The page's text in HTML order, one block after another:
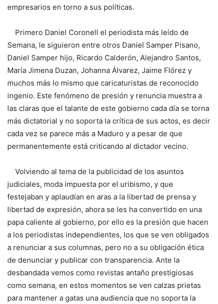
empresarios en torno a sus políticas.
Primero Daniel Coronell el periodista más leído de
Semana, le siguieron entre otros Daniel Samper Pisano,
Daniel Samper hijo, Ricardo Calderón, Alejandro Santos,
María Jimena Duzan, Johanna Álvarez, Jaime Flórez y
muchos más lo mismo que caricaturistas de reconocido
ingenio. Este fenómeno de presión y renuncia muestra a
las claras que el talante de este gobierno cada día se torna
más dictatorial y no soporta la crítica de sus actos, es decir
cada vez se parece más a Maduro y a pesar de que
permanentemente está criticando al dictador vecino.
Volviendo al tema de la publicidad de los asuntos
judiciales, moda impuesta por el uribismo, y que
festejaban y aplaudían en aras a la libertad de prensa y
libertad de expresión, ahora se les ha convertido en una
papa caliente al gobierno, por ello es la presión que hacen
a los periodistas independientes, los que se ven obligados
a renunciar a sus columnas, pero no a su obligación ética
de denunciar y publicar con transparencia. Ante la
desbandada vemos como revistas antaño prestigiosas
como semana, en estos momentos se ven calzas prietas
para mantener a gatas una audiencia que no soporta la